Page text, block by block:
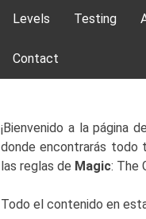
Levels Testing
Contact
¡Bienvenido a la página
donde encontrarás todo
las reglas de Magic: The
Todo el contenido en